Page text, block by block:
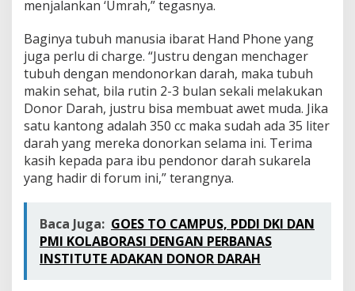
menjalankan ‘Umrah,” tegasnya.
Baginya tubuh manusia ibarat Hand Phone yang
juga perlu di charge. “Justru dengan menchager
tubuh dengan mendonorkan darah, maka tubuh
makin sehat, bila rutin 2-3 bulan sekali melakukan
Donor Darah, justru bisa membuat awet muda. Jika
satu kantong adalah 350 cc maka sudah ada 35 liter
darah yang mereka donorkan selama ini. Terima
kasih kepada para ibu pendonor darah sukarela
yang hadir di forum ini,” terangnya.
Baca Juga: GOES TO CAMPUS, PDDI DKI DAN
PMI KOLABORASI DENGAN PERBANAS
INSTITUTE ADAKAN DONOR DARAH